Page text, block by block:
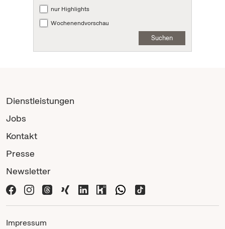
nur Highlights
Wochenendvorschau
Suchen
Dienstleistungen
Jobs
Kontakt
Presse
Newsletter
Impressum